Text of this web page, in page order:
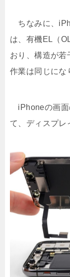
ちなみに、
は、有機EL（
おり、構造が若
作業は同じにな
iPhoneの画面
て、ディスプレ